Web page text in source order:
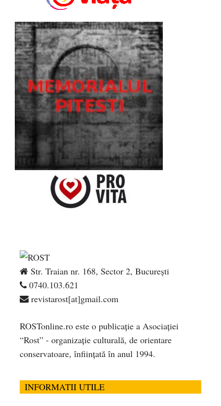
Str. Traian nr. 168, Sector 2, București
0740.103.621
revistarost[at]gmail.com
ROSTonline.ro este o publicaţie a Asociaţiei
“Rost” - organizaţie culturală, de orientare
conservatoare, înfiinţată în anul 1994.
INFORMATII UTILE